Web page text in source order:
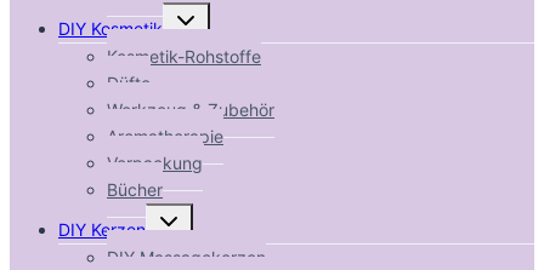
DIY Kosmetik
Untermenü
umschalten
Kosmetik-Rohstoffe
Düfte
Werkzeug & Zubehör
Aromatherapie
Verpackung
Bücher
DIY Kerzen
Untermenü
umschalten
DIY Massagekerzen